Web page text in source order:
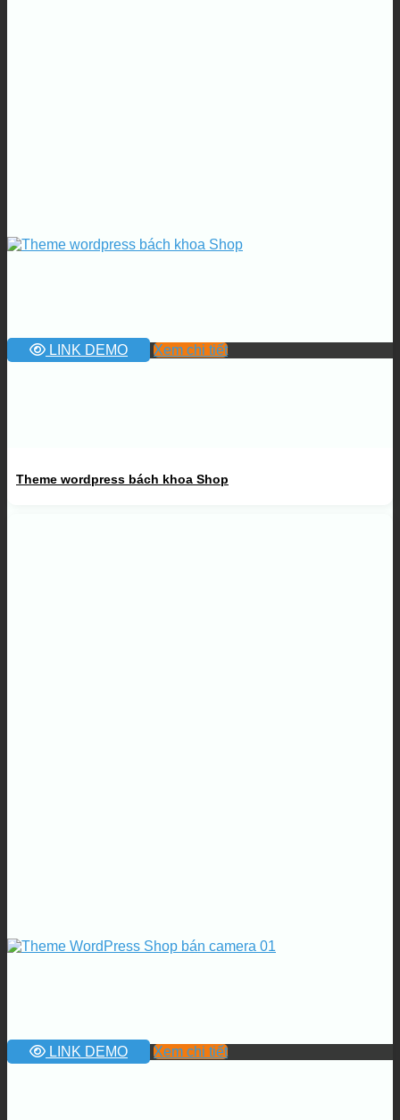
LINK DEMO Xem chi tiết
Theme wordpress bách khoa Shop
LINK DEMO Xem chi tiết